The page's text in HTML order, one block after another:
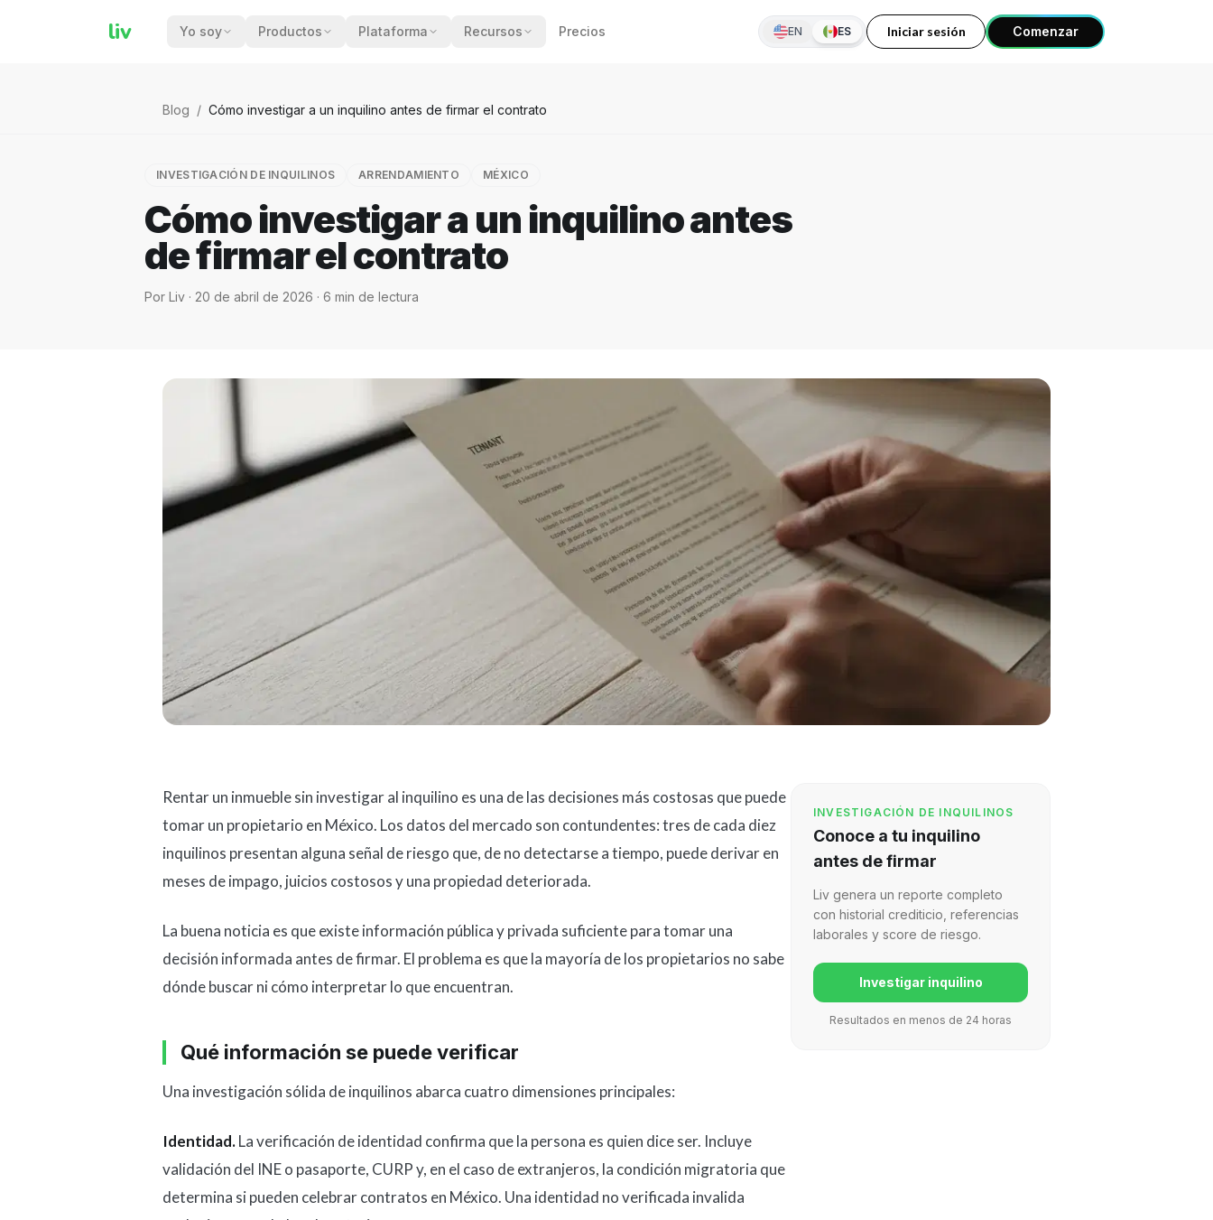
liv Yo soy Productos Plataforma Recursos Precios EN ES Iniciar sesión Comenzar
Blog / Cómo investigar a un inquilino antes de firmar el contrato
INVESTIGACIÓN DE INQUILINOS ARRENDAMIENTO MÉXICO
Cómo investigar a un inquilino antes
de firmar el contrato
Por Liv · 20 de abril de 2026 · 6 min de lectura
Rentar un inmueble sin investigar al inquilino es una de las decisiones más costosas que puede
tomar un propietario en México. Los datos del mercado son contundentes: tres de cada diez
inquilinos presentan alguna señal de riesgo que, de no detectarse a tiempo, puede derivar en
meses de impago, juicios costosos y una propiedad deteriorada.
La buena noticia es que existe información pública y privada suficiente para tomar una
decisión informada antes de firmar. El problema es que la mayoría de los propietarios no sabe
dónde buscar ni cómo interpretar lo que encuentran.
Qué información se puede verificar
Una investigación sólida de inquilinos abarca cuatro dimensiones principales:
Identidad.La verificación de identidad confirma que la persona es quien dice ser. Incluye
validación del INE o pasaporte, CURP y, en el caso de extranjeros, la condición migratoria que
determina si pueden celebrar contratos en México. Una identidad no verificada invalida
INVESTIGACIÓN DE INQUILINOS
Conoce a tu inquilino
antes de firmar
Liv genera un reporte completo
con historial crediticio, referencias
laborales y score de riesgo.
Investigar inquilino
Resultados en menos de 24 horas